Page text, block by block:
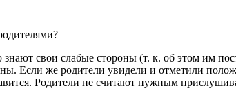
свои слабые стороны (т. к. об этом им
Если же родители увидели и отметили
Родители не считают нужным